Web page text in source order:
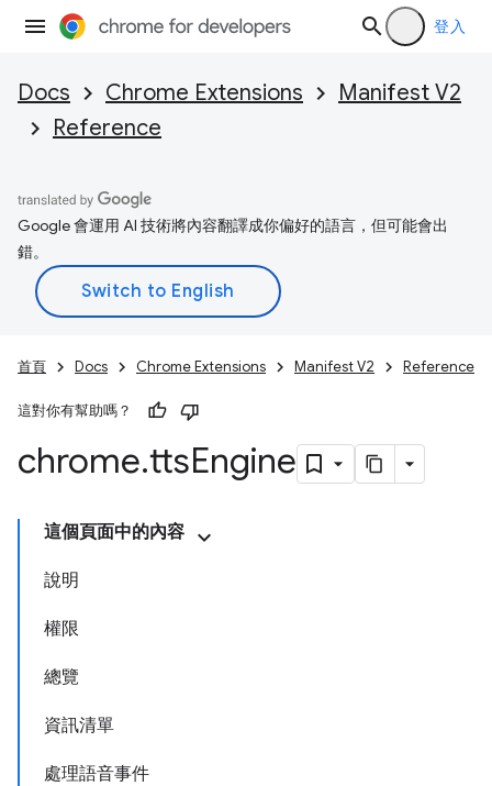
登入
Docs Chrome Extensions
Manifest V2
Reference
Google 會運用 AI 技術將內容翻譯成你偏好的語言，但可能會出
錯。
首頁 Docs Chrome Extensions Manifest V2 Reference
這對你有幫助嗎？
chrome.ttsEngine
這個頁面中的內容
說明
權限
總覽
資訊清單
處理語音事件